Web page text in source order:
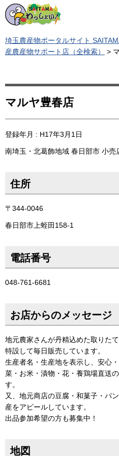
埼玉農産物ポータルサイト
産農産物サポート店（全検索）
>
マルヤ豊春店
登録年月 : H17年3月1日
南埼玉・北葛飾地域 春日部市 小売
住所
〒344-0046
春日部市上蛭田158-1
電話番号
048-761-6681
お店からのメッセージ
地元農家さんが丹精込めた取りた
特設して毎日販売しています。
生産者名・生産地を表示し、安心
菜・お米・漬物・花・養鶏場直送
す。
又、地元商店の豆腐・和菓子・パ
産をアピールしています。
出品参加希望の方も募集中！
地図